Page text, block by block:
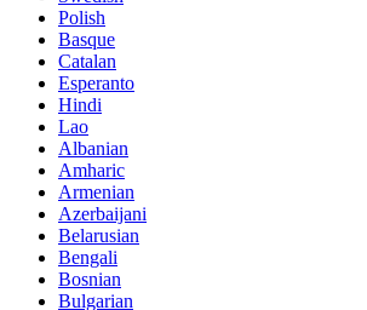
Polish
Basque
Catalan
Esperanto
Hindi
Lao
Albanian
Amharic
Armenian
Azerbaijani
Belarusian
Bengali
Bosnian
Bulgarian